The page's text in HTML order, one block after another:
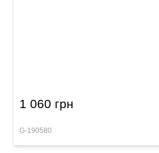
1 060 грн
G-190580